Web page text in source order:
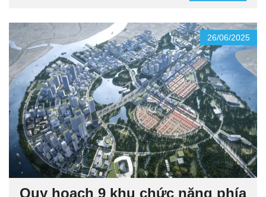
26/06/2025
Quy hoạch 9 khu chức năng phía